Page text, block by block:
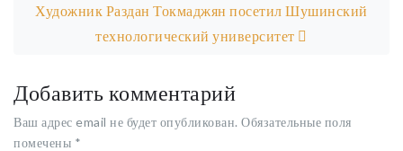
Художник Раздан Токмаджян посетил Шушинский
технологический университет
Добавить комментарий
Ваш адрес email не будет опубликован. Обязательные поля
помечены *